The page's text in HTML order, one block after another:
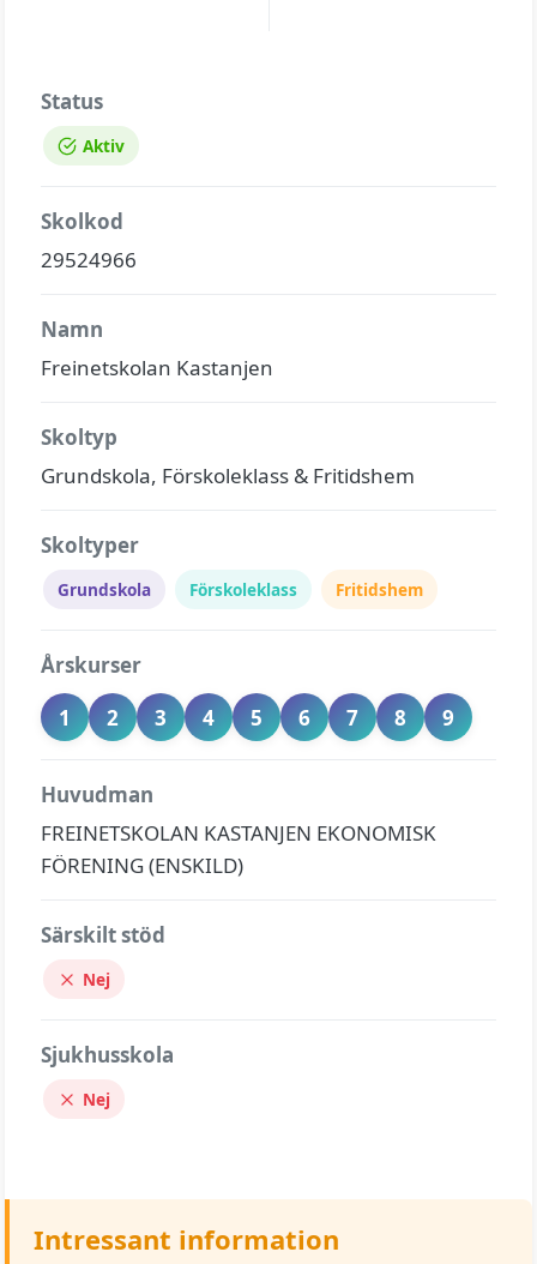
Status
Aktiv
Skolkod
29524966
Namn
Freinetskolan Kastanjen
Skoltyp
Grundskola, Förskoleklass & Fritidshem
Skoltyper
Grundskola Förskoleklass Fritidshem
Årskurser
1
2 3 4 5 6 7 8 9
Huvudman
FREINETSKOLAN KASTANJEN EKONOMISK
FÖRENING (ENSKILD)
Särskilt stöd
Nej
Sjukhusskola
Nej
Intressant information